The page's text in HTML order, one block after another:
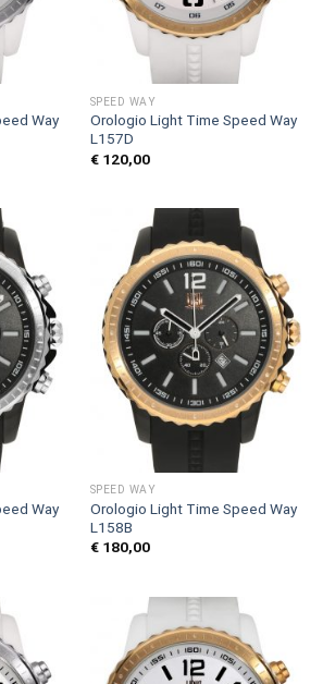
Way
SPEED WAY
Orologio Light Time Speed Way
L157D
€120,00
Way
SPEED WAY
Orologio Light Time Speed Way
L158B
€180,00